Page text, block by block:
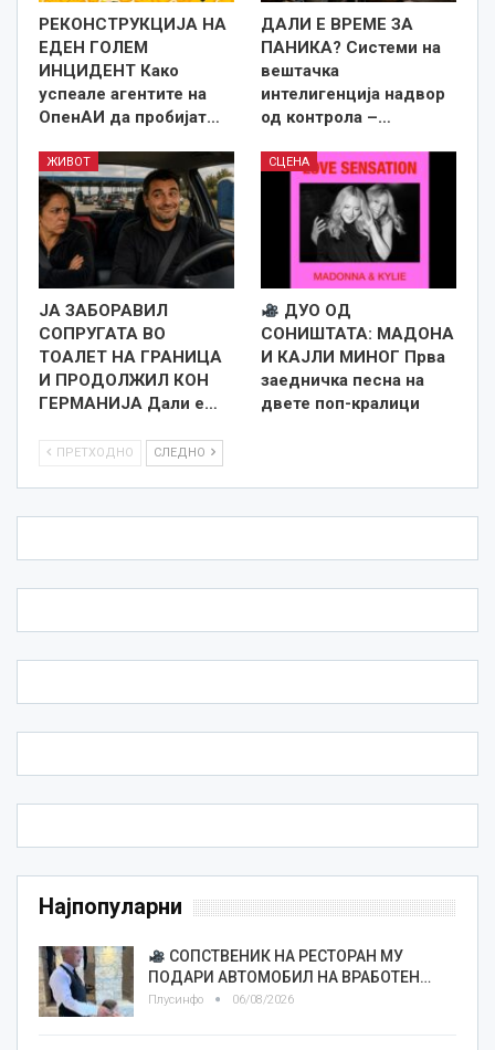
РЕКОНСТРУКЦИЈА НА
ЕДЕН ГОЛЕМ
ИНЦИДЕНТ Како
успеале агентите на
ОпенАИ да пробијат…
ДАЛИ Е ВРЕМЕ ЗА
ПАНИКА? Системи на
вештачка
интелигенција надвор
од контрола –…
ЖИВОТ
ЈА ЗАБОРАВИЛ
СОПРУГАТА ВО
ТОАЛЕТ НА ГРАНИЦА
И ПРОДОЛЖИЛ КОН
ГЕРМАНИЈА Дали е…
СЦЕНА
ДУО ОД
СОНИШТАТА: МАДОНА
И КАЈЛИ МИНОГ Прва
заедничка песна на
двете поп-кралици
ПРЕТХОДНО СЛЕДНО
Најпопуларни
СОПСТВЕНИК НА РЕСТОРАН МУ
ПОДАРИ АВТОМОБИЛ НА ВРАБОТЕН…
Плусинфо 06/08/2026